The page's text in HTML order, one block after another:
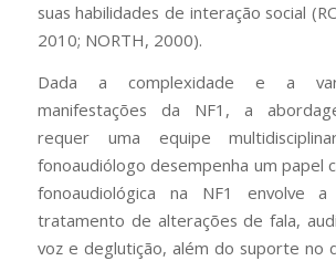
suas habilidades de interação social
2010; NORTH, 2000).
Dada a complexidade e a
manifestações da NF1, a
requer uma equipe
fonoaudiólogo desempenha um papel
fonoaudiológica na NF1 envolve
tratamento de alterações de fala,
voz e deglutição, além do suporte no